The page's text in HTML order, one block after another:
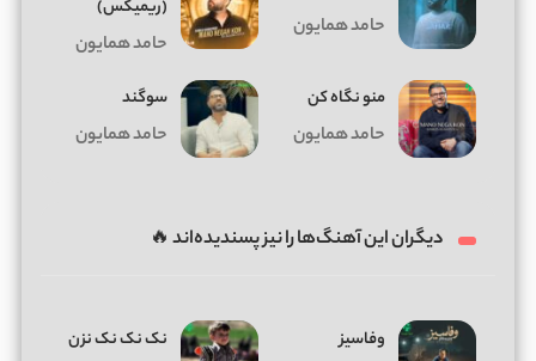
حامد همایون
(ریمیکس)
حامد همایون
منو نگاه کن
حامد همایون
سوگند
حامد همایون
دیگران این آهنگ‌ها را نیز پسندیده‌اند 🔥
وفاسیز نک نک نک نزن